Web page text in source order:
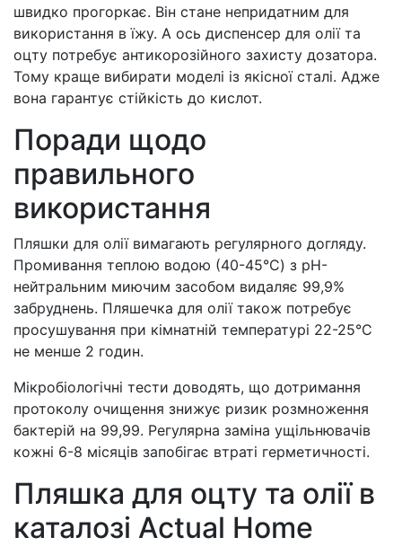
швидко прогоркає. Він стане непридатним для
використання в їжу. А ось диспенсер для олії та
оцту потребує антикорозійного захисту дозатора.
Тому краще вибирати моделі із якісної сталі. Адже
вона гарантує стійкість до кислот.
Поради щодо
правильного
використання
Пляшки для олії вимагають регулярного догляду.
Промивання теплою водою (40-45°C) з pH-
нейтральним миючим засобом видаляє 99,9%
забруднень. Пляшечка для олії також потребує
просушування при кімнатній температурі 22-25°C
не менше 2 годин.
Мікробіологічні тести доводять, що дотримання
протоколу очищення знижує ризик розмноження
бактерій на 99,99. Регулярна заміна ущільнювачів
кожні 6-8 місяців запобігає втраті герметичності.
Пляшка для оцту та олії в
каталозі Actual Home